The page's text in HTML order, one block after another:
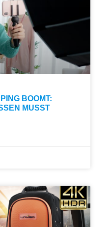
BOOMT:
MUSST